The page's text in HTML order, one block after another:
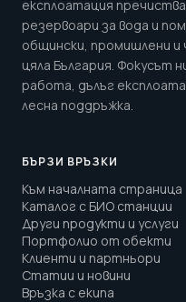
експлоатация
резервоари за вода и
общински, промишлени и
цяла България. Фокусът
работа, дълъг
лесна поддръжка.
БЪРЗИ ВРЪЗКИ
Към началната страница
Каталог с БИО станции
Други продукти и услуги
Портфолио от обекти
Клиенти и партньори
Статии и новини
Връзка с екипа